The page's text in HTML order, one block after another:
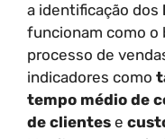
a identificação dos
funcionam como o
processo de
indicadores como
tempo médio de
de clientes e